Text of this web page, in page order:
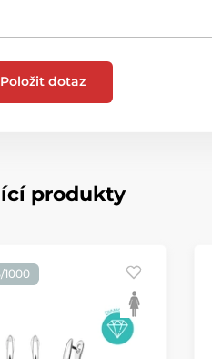
Položit dotaz
produkty
1000